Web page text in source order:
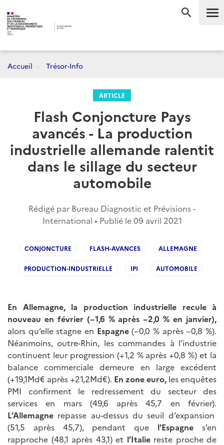
Accueil Trésor-Info
ARTICLE
Flash Conjoncture Pays
avancés - La production
industrielle allemande ralentit
dans le sillage du secteur
automobile
Rédigé par Bureau Diagnostic et Prévisions -
International • Publié le09 avril 2021
CONJONCTURE FLASH-AVANCES ALLEMAGNE
PRODUCTION-INDUSTRIELLE IPI AUTOMOBILE
En Allemagne, la production industrielle recule à
nouveau en février (−1,6 % après −2,0 % en janvier),
alors qu’elle stagne en Espagne(−0,0 % après −0,8 %).
Néanmoins, outre-Rhin, les commandes à l’industrie
continuent leur progression (+1,2 % après +0,8 %) et la
balance commerciale demeure en large excédent
(+19,1Md€ après +21,2Md€). En zone euro, les enquêtes
PMI confirment le redressement du secteur des
services en mars (49,6 après 45,7 en février).
L’Allemagne repasse au-dessus du seuil d’expansion
(51,5 après 45,7), pendant que l’Espagnes’en
rapproche (48,1 après 43,1) et l’Italie reste proche de